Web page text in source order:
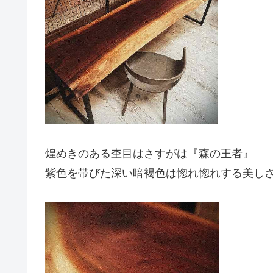
煌めきのある杢目はさすがは『森の王者』
紫色を帯びた深い暗褐色は惚れ惚れする美し